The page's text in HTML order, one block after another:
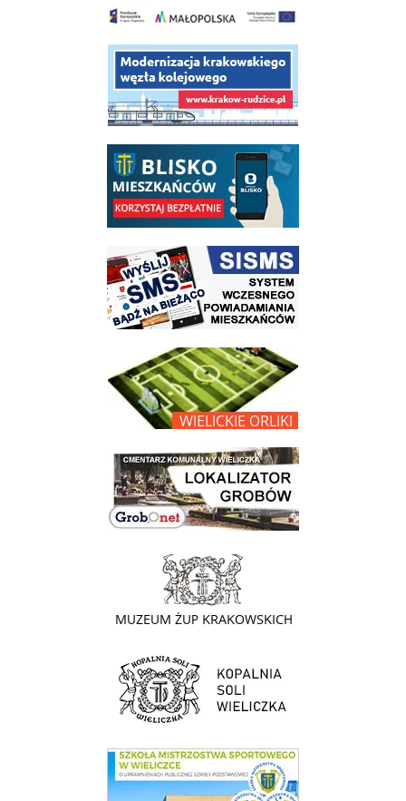
link do opisu projektu budowy linii kolejowej Krakow Rudzice
link do opisu aplikacji - BLISKO, Gmina Wieliczka w aplikacji Blisko
link do strony systemu wczesnego ostrzegania mieszkańców SISMS
link do opisu projektu Wielickie Orliki
link do lokalizatora grobów na wielickim cmentarzu - grobnet
link do strony - Muzeum Żup Krakowskich Wieliczka
link do strony Kopalni Soli Wieliczka
link do SMS Wieliczka